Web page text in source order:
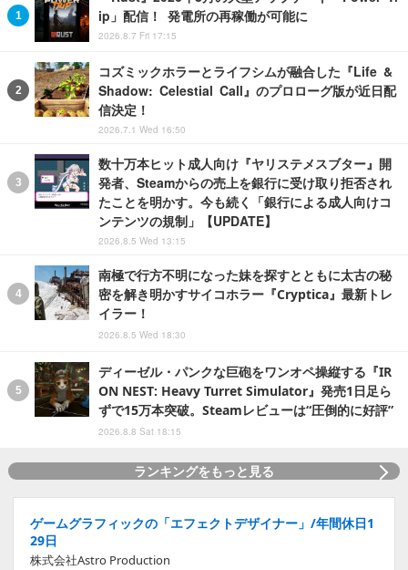
ip」配信！ 発電所の再稼働が可能に
2026.8.7 Fri 17:15
コズミックホラーとライフシムが融合した『Life &
Shadow: Celestial Call』のプロローグ版が近日配
信決定！
2026.7.1 Wed 16:50
数十万本ヒット成人向け『ヤリステメスブター』開
発者、Steamからの売上を銀行に受け取り拒否され
たことを明かす。今も続く「銀行による成人向けコ
ンテンツの規制」【UPDATE】
2026.8.5 Wed 13:15
南極で行方不明になった妹を探すとともに太古の秘
密を解き明かすサイコホラー『Cryptica』最新トレ
イラー！
2026.8.5 Wed 18:30
ディーゼル・パンクな巨砲をワンオペ操縦する『IR
ON NEST: Heavy Turret Simulator』発売1日足ら
ずで15万本突破。Steamレビューは“圧倒的に好評”
2026.8.8 Sat 18:15
ランキングをもっと見る
ゲームグラフィックの「エフェクトデザイナー」/年間休日1
29日
株式会社Astro Production